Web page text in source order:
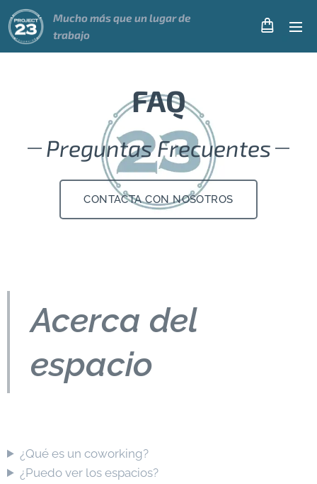
Mucho más que unlugarde
trabajo
FAQ
Preguntas Frecuentes
CONTACTA CON NOSOTROS
Acerca del
espacio
¿Qué es un coworking?
¿Puedo ver los espacios?